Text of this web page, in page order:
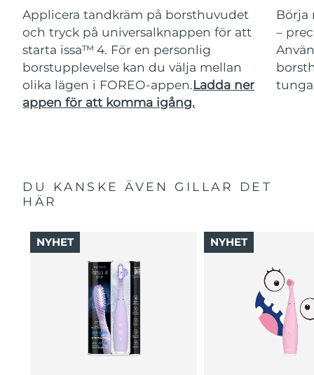
Applicera tandkräm på borsthuvudet
och tryck på universalknappen för att
starta issa™ 4. För en personlig
borstupplevelse kan du välja mellan
olika lägen i FOREO-appen.Ladda ner
appen för att komma igång.
Börja
–
DU KANSKE ÄVEN GILLAR DET
HÄR
NYHET NYHET